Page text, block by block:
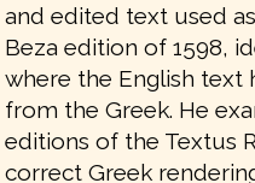
and edited text used
Beza edition of 1598,
where the English text
from the Greek. He
editions of the Textus
correct Greek